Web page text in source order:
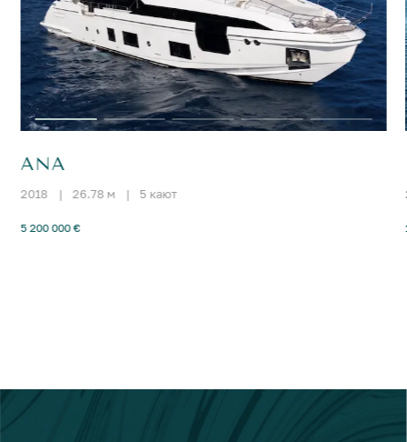
ANA
2018 | 26.78 м | 5 кают
5 200 000 €